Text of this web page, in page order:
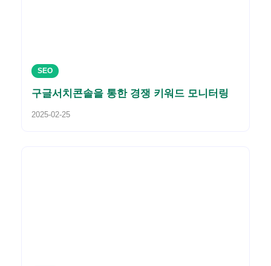
SEO
구글서치콘솔을 통한 경쟁 키워드 모니터링
2025-02-25